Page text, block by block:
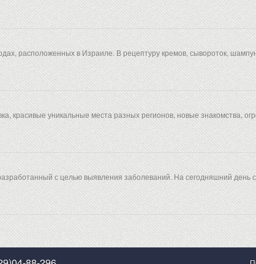
расположенных в Израиле. В рецептуру кремов, сывороток,
красивые уникальные места разных регионов, новые знакомства,
с целью выявления заболеваний. На сегодняшний день